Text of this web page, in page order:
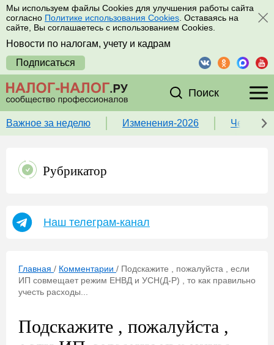
Мы используем файлы Cookies для улучшения работы сайта
согласно Политике использования Cookies . Оставаясь на
сайте, Вы соглашаетесь с использованием Cookies.
Новости по налогам, учету и кадрам
Подписаться
Поиск
Важное за неделю Изменения-2026 Чек-
Рубрикатор
Наш телеграм-канал
Главная / Комментарии / Подскажите , пожалуйста , если
ИП совмещает режим ЕНВД и УСН(Д-Р) , то как правильно
учесть расходы...
Подскажите , пожалуйста ,